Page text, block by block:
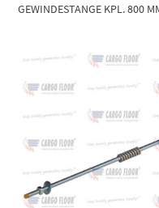
GEWINDESTANGE KPL. 800